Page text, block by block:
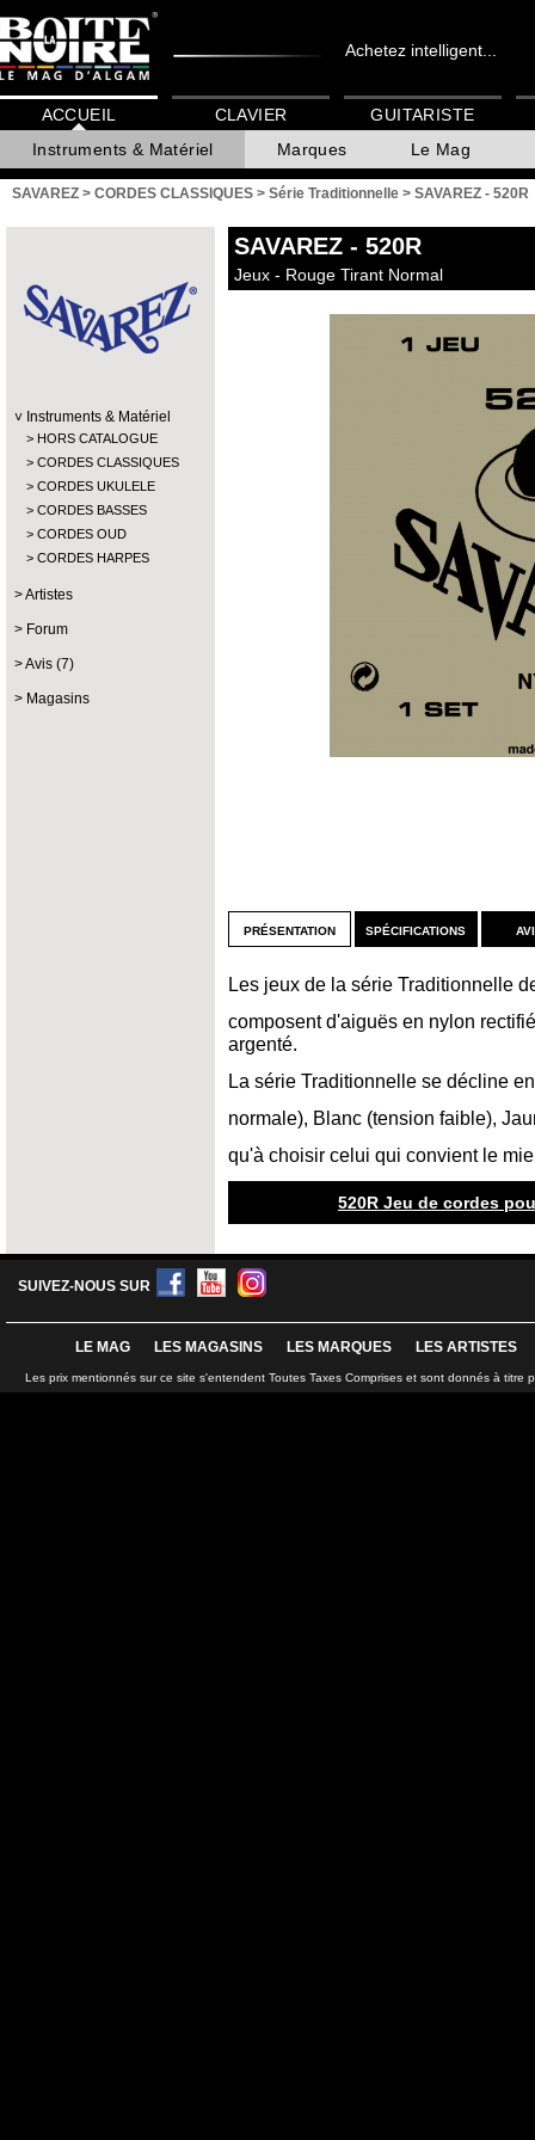
Achetez intelligent...
ACCUEIL
Instruments & Matériel
Marques Le Mag
CLAVIER GUITARISTE
SAVAREZ > CORDES CLASSIQUES > Série Traditionnelle > SAVAREZ - 520R
Instruments & Matériel
HORS CATALOGUE
CORDES CLASSIQUES
CORDES UKULELE
CORDES BASSES
CORDES OUD
CORDES HARPES
Artistes
Forum
Avis (7)
Magasins
SAVAREZ - 520R
Jeux - Rouge Tirant Normal
présentation
Les jeux de la série Traditionnelle
composent d'aiguës en nylon
argenté.
La série Traditionnelle se décline
normale), Blanc (tension faible),
qu'à choisir celui qui convient le
spécifications
520R Jeu de cordes
SUIVEZ-NOUS SUR
LE MAG LES MAGASINS LES MARQUES LES ARTISTES
Les prix mentionnés sur ce site s'entendent Toutes Taxes Comprises et sont donnés à